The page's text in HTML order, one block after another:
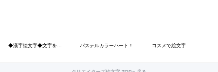
パステルカラーハート！ コスメで絵文字